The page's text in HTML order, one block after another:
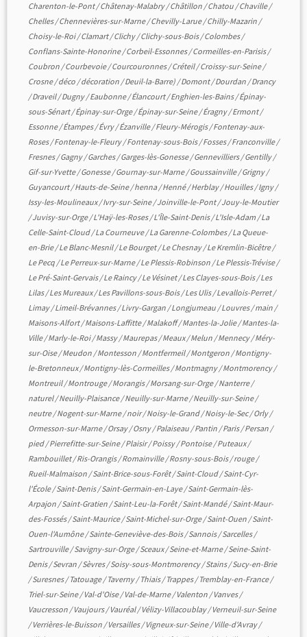
Charenton-le-Pont/Châtenay-Malabry/Châtillon /Chatou /Chaville/
Chelles/Chennevières-sur-Marne/Chevilly-Larue/Chilly-Mazarin /
Choisy-le-Roi/Clamart/Clichy/Clichy-sous-Bois/Colombes/
Conflans-Sainte-Honorine/Corbeil-Essonnes/Cormeilles-en-Parisis/
Coubron /Courbevoie/Courcouronnes/Créteil/Croissy-sur-Seine/
Crosne/déco /décoration /Deuil-la-Barre) /Domont/Dourdan /Drancy
/Draveil/Dugny/Eaubonne/Élancourt/Enghien-les-Bains/Épinay-
sous-Sénart/Épinay-sur-Orge/Épinay-sur-Seine/Éragny/Ermont/
Essonne/Étampes/Évry/Ézanville/Fleury-Mérogis/Fontenay-aux-
Roses/Fontenay-le-Fleury/Fontenay-sous-Bois/Fosses/Franconville/
Fresnes/Gagny/Garches/Garges-lès-Gonesse/Gennevilliers/Gentilly/
Gif-sur-Yvette/Gonesse/Gournay-sur-Marne/Goussainville/Grigny/
Guyancourt/Hauts-de-Seine/henna/Henné/Herblay/Houilles/Igny/
Issy-les-Moulineaux/Ivry-sur-Seine/Joinville-le-Pont/Jouy-le-Moutier
/Juvisy-sur-Orge/L'Haÿ-les-Roses/L'Île-Saint-Denis/L'Isle-Adam /La
Celle-Saint-Cloud/La Courneuve/La Garenne-Colombes/La Queue-
en-Brie/Le Blanc-Mesnil/Le Bourget/Le Chesnay/Le Kremlin-Bicêtre/
Le Pecq /Le Perreux-sur-Marne/Le Plessis-Robinson /Le Plessis-Trévise/
Le Pré-Saint-Gervais/Le Raincy/Le Vésinet/Les Clayes-sous-Bois/Les
Lilas/Les Mureaux/Les Pavillons-sous-Bois/Les Ulis/Levallois-Perret/
Limay/Limeil-Brévannes/Livry-Gargan /Longjumeau /Louvres/main /
Maisons-Alfort/Maisons-Laffitte/Malakoff/Mantes-la-Jolie/Mantes-la-
Ville/Marly-le-Roi/Massy/Maurepas/Meaux/Melun /Mennecy/Méry-
sur-Oise/Meudon /Montesson /Montfermeil/Montgeron /Montigny-
le-Bretonneux/Montigny-lès-Cormeilles/Montmagny/Montmorency/
Montreuil/Montrouge/Morangis/Morsang-sur-Orge/Nanterre/
naturel/Neuilly-Plaisance/Neuilly-sur-Marne/Neuilly-sur-Seine/
neutre/Nogent-sur-Marne/noir/Noisy-le-Grand/Noisy-le-Sec/Orly/
Ormesson-sur-Marne/Orsay/Osny/Palaiseau /Pantin /Paris/Persan /
pied/Pierrefitte-sur-Seine/Plaisir/Poissy/Pontoise/Puteaux/
Rambouillet/Ris-Orangis/Romainville/Rosny-sous-Bois/rouge/
Rueil-Malmaison /Saint-Brice-sous-Forêt/Saint-Cloud/Saint-Cyr-
l'École/Saint-Denis/Saint-Germain-en-Laye/Saint-Germain-lès-
Arpajon /Saint-Gratien /Saint-Leu-la-Forêt/Saint-Mandé/Saint-Maur-
des-Fossés/Saint-Maurice/Saint-Michel-sur-Orge/Saint-Ouen /Saint-
Ouen-l'Aumône/Sainte-Geneviève-des-Bois/Sannois/Sarcelles/
Sartrouville/Savigny-sur-Orge/Sceaux/Seine-et-Marne/Seine-Saint-
Denis/Sevran /Sèvres/Soisy-sous-Montmorency/Stains/Sucy-en-Brie
/Suresnes/Tatouage/Taverny/Thiais/Trappes/Tremblay-en-France/
Triel-sur-Seine/Val-d'Oise/Val-de-Marne/Valenton /Vanves/
Vaucresson /Vaujours/Vauréal/Vélizy-Villacoublay/Verneuil-sur-Seine
/Verrières-le-Buisson /Versailles/Vigneux-sur-Seine/Ville-d'Avray/